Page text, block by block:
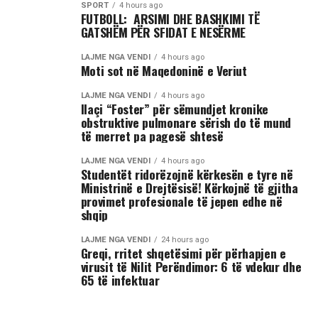
SPORT 4 hours ago
FUTBOLL: ARSIMI DHE BASHKIMI TË
GATSHËM PËR SFIDAT E NESËRME
LAJME NGA VENDI 4 hours ago
Moti sot në Maqedoninë e Veriut
LAJME NGA VENDI 4 hours ago
Ilaçi “Foster” për sëmundjet kronike
obstruktive pulmonare sërish do të mund
të merret pa pagesë shtesë
LAJME NGA VENDI 4 hours ago
Studentët ridorëzojnë kërkesën e tyre në
Ministrinë e Drejtësisë! Kërkojnë të gjitha
provimet profesionale të jepen edhe në
shqip
LAJME NGA VENDI 24 hours ago
Greqi, rritet shqetësimi për përhapjen e
virusit të Nilit Perëndimor: 6 të vdekur dhe
65 të infektuar